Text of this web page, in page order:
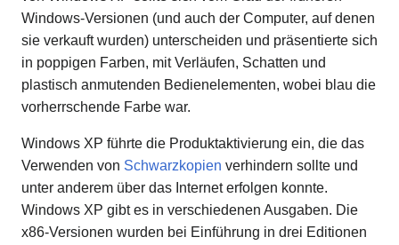
Windows-Versionen (und auch der Computer, auf denen
sie verkauft wurden) unterscheiden und präsentierte sich
in poppigen Farben, mit Verläufen, Schatten und
plastisch anmutenden Bedienelementen, wobei blau die
vorherrschende Farbe war.
Windows XP führte die Produktaktivierung ein, die das
Verwenden von Schwarzkopien verhindern sollte und
unter anderem über das Internet erfolgen konnte.
Windows XP gibt es in verschiedenen Ausgaben. Die
x86-Versionen wurden bei Einführung in drei Editionen